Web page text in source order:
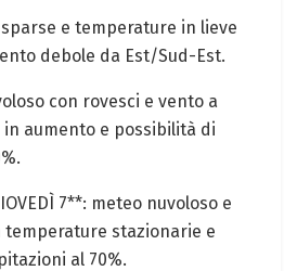
e ‍temperature in lieve
debole da Est/Sud-Est.
con rovesci e vento a
aumento e possibilità di
7**: meteo nuvoloso e
temperature ⁢stazionarie e‍
al 70%.